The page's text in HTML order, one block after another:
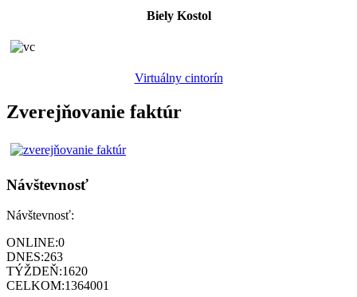
Biely Kostol
Virtuálny cintorín
Zverejňovanie faktúr
Návštevnosť
Návštevnosť:
ONLINE:0
DNES:263
TÝŽDEŇ:1620
CELKOM:1364001